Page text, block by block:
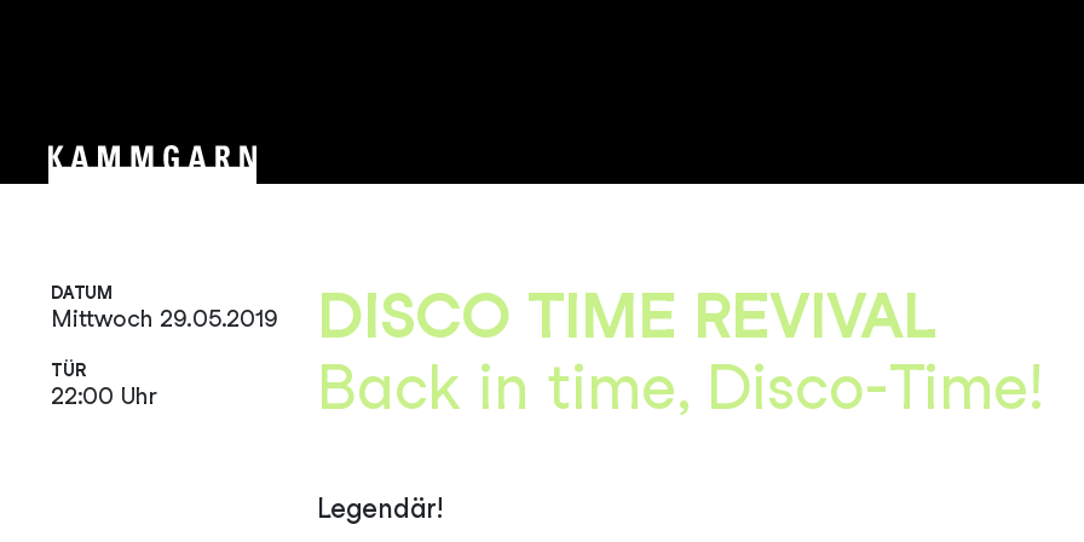
DATUM
Mittwoch 29.05.2019
TÜR
22:00 Uhr
DISCO TIME REVIVAL
Back in time, Disco-Time!
Legendär!